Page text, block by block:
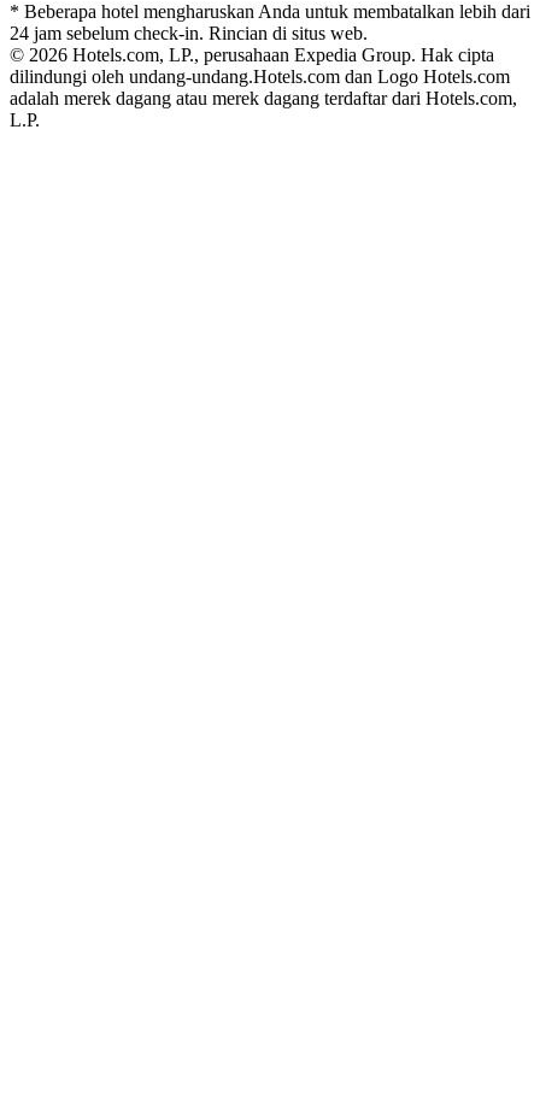
* Beberapa hotel mengharuskan Anda untuk membatalkan lebih dari
24 jam sebelum check-in. Rincian di situs web.
© 2026 Hotels.com, LP., perusahaan Expedia Group. Hak cipta
dilindungi oleh undang-undang.Hotels.com dan Logo Hotels.com
adalah merek dagang atau merek dagang terdaftar dari Hotels.com,
L.P.